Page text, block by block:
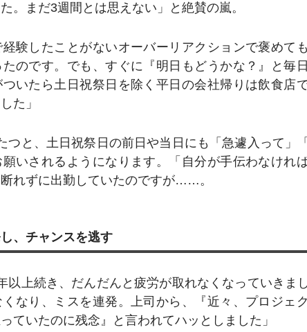
。まだ3週間とは思えない」と絶賛の嵐。
経験したことがないオーバーリアクションで褒めて
たのです。でも、すぐに『明日もどうかな？』と毎
いたら土日祝祭日を除く平日の会社帰りは飲食店
た」
つと、土日祝祭日の前日や当日にも「急遽入って」
いされるようになります。「自分が手伝わなけれ
れずに出勤していたのですが……。
、チャンスを逃す
以上続き、だんだんと疲労が取れなくなっていきま
なり、ミスを連発。上司から、『近々、プロジェ
ていたのに残念』と言われてハッとしました」